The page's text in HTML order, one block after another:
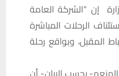
إن “الشركة العامة
الرحلات المباشرة
المقبل، وبواقع رحلة